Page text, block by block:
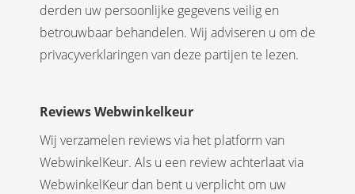
derden uw persoonlijke gegevens veilig en
betrouwbaar behandelen. Wij adviseren u om de
privacyverklaringen van deze partijen te lezen.
Reviews Webwinkelkeur
Wij verzamelen reviews via het platform van
WebwinkelKeur. Als u een review achterlaat via
WebwinkelKeur dan bent u verplicht om uw